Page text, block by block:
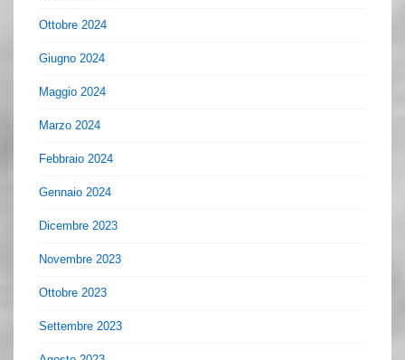
Ottobre 2024
Giugno 2024
Maggio 2024
Marzo 2024
Febbraio 2024
Gennaio 2024
Dicembre 2023
Novembre 2023
Ottobre 2023
Settembre 2023